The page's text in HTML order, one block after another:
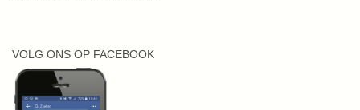
VOLG ONS OP FACEBOOK